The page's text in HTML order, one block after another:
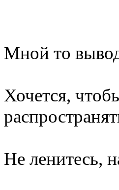
Мной то
Хочется,
Не ленитесь,